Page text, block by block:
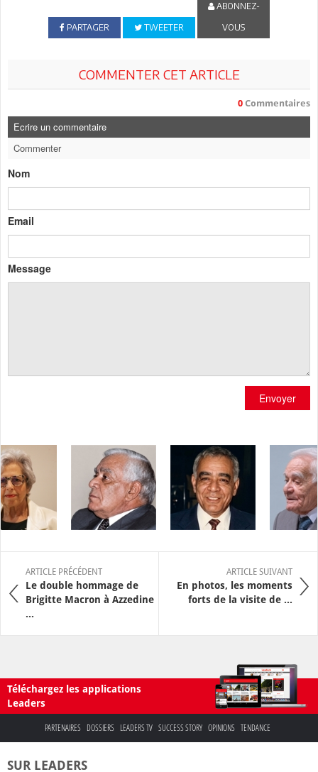
PARTAGER TWEETER
ABONNEZ-
VOUS
COMMENTER CET ARTICLE
0 Commentaires
Ecrire un commentaire
Commenter
Nom
Email
Message
Envoyer
ARTICLE PRÉCÉDENT
Le double hommage de
Brigitte Macron à Azzedine
...
ARTICLE SUIVANT
En photos, les moments
forts de la visite de ...
Téléchargez les applications
Leaders
PARTENAIRES DOSSIERS LEADERS TV SUCCESS STORY OPINIONS TENDANCE
SUR LEADERS